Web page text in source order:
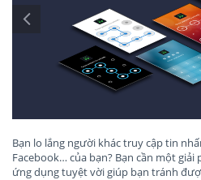
Bạn lo lắng người khác truy cập tin
Facebook… của bạn? Bạn cần một
ứng dụng tuyệt vời giúp bạn tránh